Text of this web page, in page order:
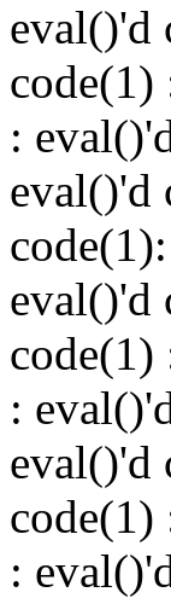
eval()'d
code(1)
:
eval()'d
eval()'d
code(1)
:
eval()'d
code(1)
: